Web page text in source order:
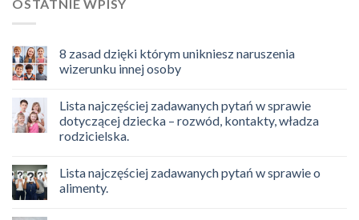
OSTATNIE WPISY
8 zasad dzięki którym unikniesz naruszenia
wizerunku innej osoby
Lista najczęściej zadawanych pytań w sprawie
dotyczącej dziecka – rozwód, kontakty, władza
rodzicielska.
Lista najczęściej zadawanych pytań w sprawie o
alimenty.